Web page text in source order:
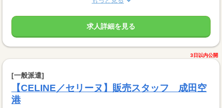
求人詳細を見る
3日以内公開
[一般派遣]
【CELINE／セリーヌ】販売スタッフ 成田空
港